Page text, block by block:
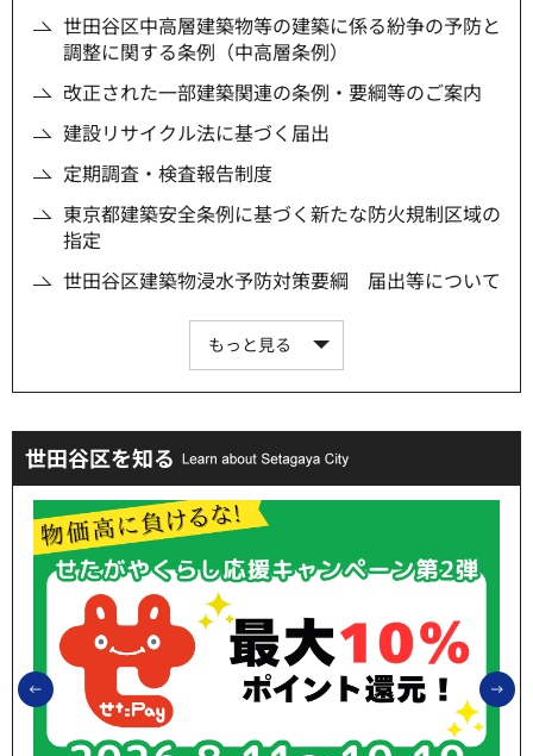
世田谷区中高層建築物等の建築に係る紛争の予防と
調整に関する条例（中高層条例）
改正された一部建築関連の条例・要綱等のご案内
建設リサイクル法に基づく届出
定期調査・検査報告制度
東京都建築安全条例に基づく新たな防火規制区域の
指定
世田谷区建築物浸水予防対策要綱 届出等について
もっと見る
世田谷区を知る
前のスライドを表示